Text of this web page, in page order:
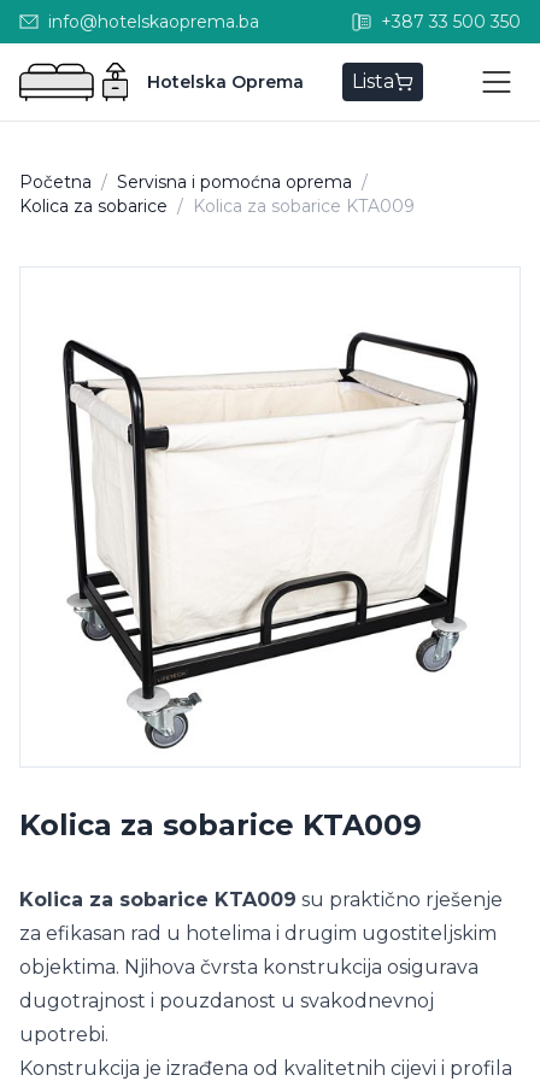
info@hotelskaoprema.ba +387 33 500 350
Hotelska Oprema Lista
Početna / Servisna i pomoćna oprema /
Kolica za sobarice / Kolica za sobarice KTA009
Kolica za sobarice KTA009
Kolica za sobarice KTA009 su praktično rješenje
za efikasan rad u hotelima i drugim ugostiteljskim
objektima. Njihova čvrsta konstrukcija osigurava
dugotrajnost i pouzdanost u svakodnevnoj
upotrebi.
Konstrukcija je izrađena od kvalitetnih cijevi i profila